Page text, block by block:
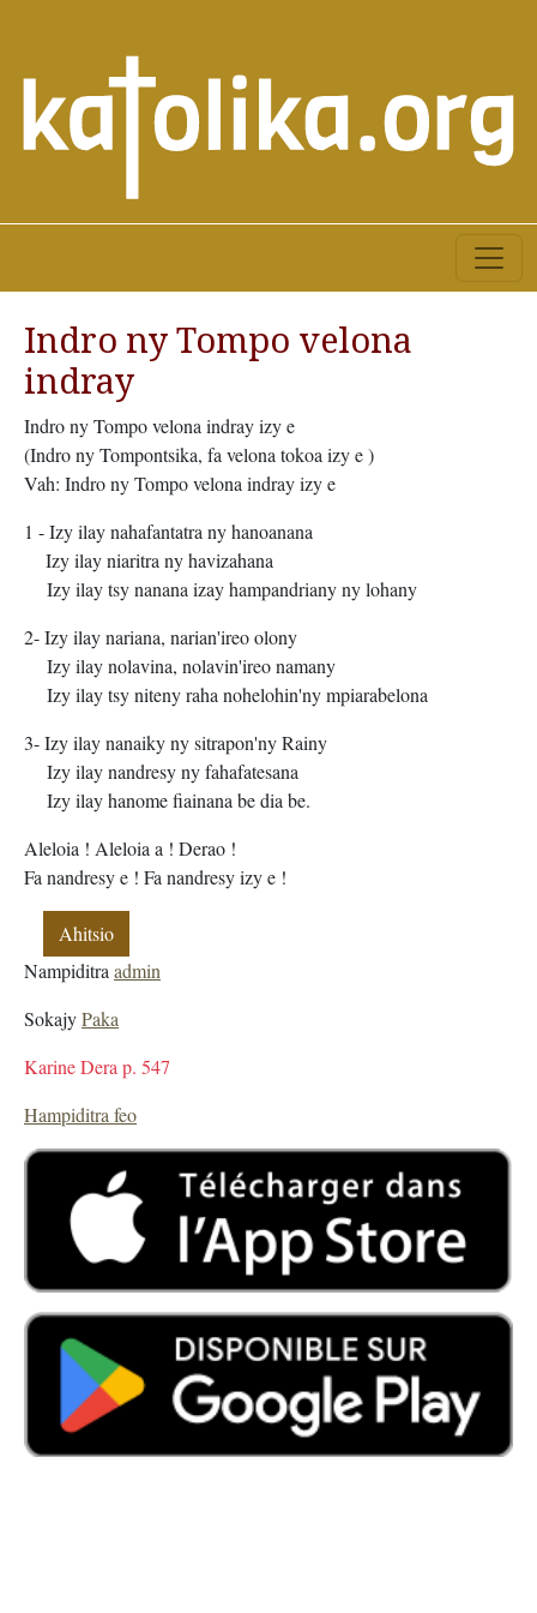
Indro ny Tompo velona
indray
Indro ny Tompo velona indray izy e
(Indro ny Tompontsika, fa velona tokoa izy e )
Vah: Indro ny Tompo velona indray izy e
1 - Izy ilay nahafantatra ny hanoanana
Izy ilay niaritra ny havizahana
Izy ilay tsy nanana izay hampandriany ny lohany
2- Izy ilay nariana, narian'ireo olony
Izy ilay nolavina, nolavin'ireo namany
Izy ilay tsy niteny raha nohelohin'ny mpiarabelona
3- Izy ilay nanaiky ny sitrapon'ny Rainy
Izy ilay nandresy ny fahafatesana
Izy ilay hanome fiainana be dia be.
Aleloia ! Aleloia a ! Derao !
Fa nandresy e ! Fa nandresy izy e !
Ahitsio
Nampiditra admin
SokajyPaka
Karine Dera p. 547
Hampiditra feo